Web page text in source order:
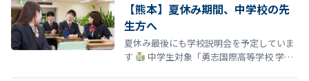
【熊本】夏休み期間、中学校の先
生方へ
夏休み最後にも学校説明会を予定していま
す
中学生対象「勇志国際高等学校 学校